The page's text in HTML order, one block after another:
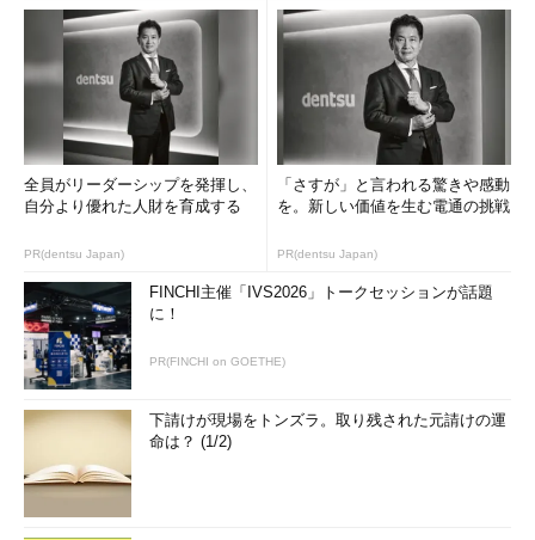
全員がリーダーシップを発揮し、
自分より優れた人財を育成する
PR(dentsu Japan)
「さすが」と言われる驚きや感動
を。新しい価値を生む電通の挑戦
PR(dentsu Japan)
FINCHI主催「IVS2026」トークセッションが話題
に！
PR(FINCHI on GOETHE)
下請けが現場をトンズラ。取り残された元請けの運
命は？ (1/2)